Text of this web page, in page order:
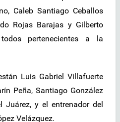
Caleb Santiago Ceballos
Rojas Barajas y Gilberto
pertenecientes a la
Luis Gabriel Villafuerte
Peña, Santiago González
Juárez, y el entrenador del
Velázquez.